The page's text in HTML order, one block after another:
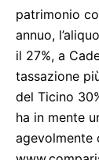
patrimonio
annuo,
il 27%, a
tassazione
del Ticino
ha in mente
agevolmente